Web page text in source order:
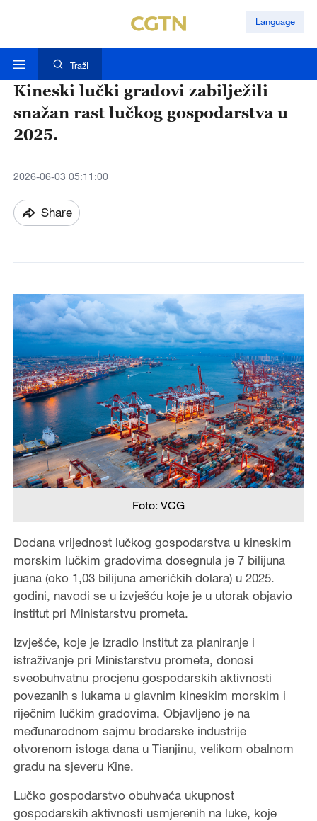
Language
TražI
Kineski lučki gradovi zabilježili
snažan rast lučkog gospodarstva u
2025.
2026-06-03 05:11:00
Share
Foto: VCG
Dodana vrijednost lučkog gospodarstva u kineskim
morskim lučkim gradovima dosegnula je 7 bilijuna
juana (oko 1,03 bilijuna američkih dolara) u 2025.
godini, navodi se u izvješću koje je u utorak objavio
institut pri Ministarstvu prometa.
Izvješće, koje je izradio Institut za planiranje i
istraživanje pri Ministarstvu prometa, donosi
sveobuhvatnu procjenu gospodarskih aktivnosti
povezanih s lukama u glavnim kineskim morskim i
riječnim lučkim gradovima. Objavljeno je na
međunarodnom sajmu brodarske industrije
otvorenom istoga dana u Tianjinu, velikom obalnom
gradu na sjeveru Kine.
Lučko gospodarstvo obuhvaća ukupnost
gospodarskih aktivnosti usmjerenih na luke, koje